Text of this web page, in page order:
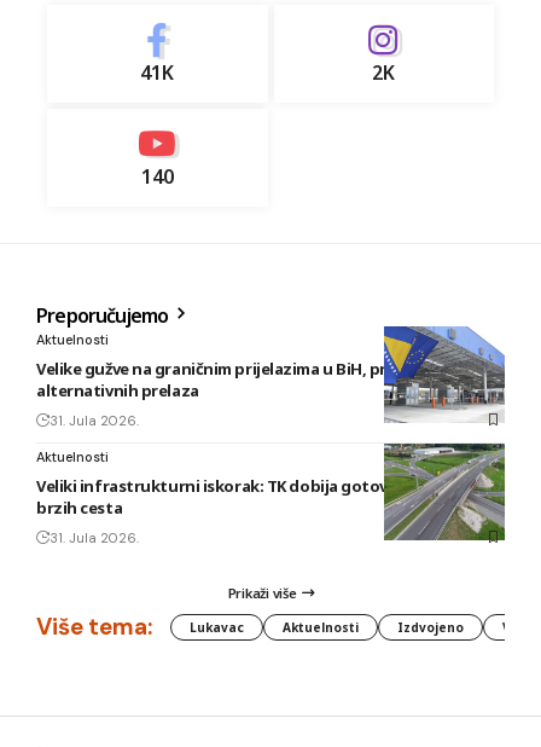
41K 2K
140
Preporučujemo
Aktuelnosti
Velike gužve na graničnim prijelazima u BiH, preporuka
alternativnih prelaza
31. Jula 2026.
Aktuelnosti
Veliki infrastrukturni iskorak: TK dobija gotovo 80 kilometara
brzih cesta
31. Jula 2026.
Prikaži više
Više tema: Lukavac Aktuelnosti Izdvojeno